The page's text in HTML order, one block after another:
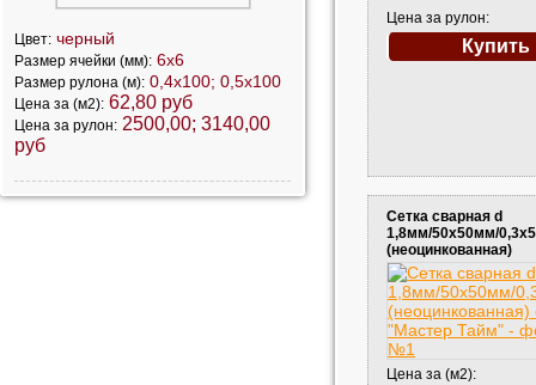
Цвет: черный
Размер ячейки (мм): 6х6
Размер рулона (м): 0,4х100; 0,5х100
Цена за (м2): 62,80 руб
Цена за рулон: 2500,00; 3140,00
руб
Цена за рулон:
Купить
Сетка сварная d
1,8мм/50х50мм/
(неоцинкованная)
Цена за (м2):